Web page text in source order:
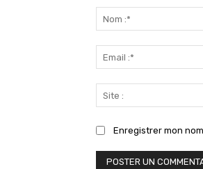
Enregistrer mon